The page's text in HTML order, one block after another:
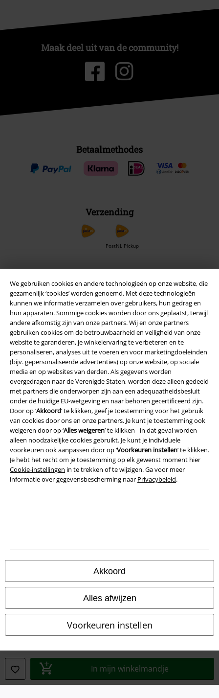
We gebruiken cookies en andere technologieën op onze website, die
gezamenlijk ‘cookies’ worden genoemd. Met deze technologieën
kunnen we informatie verzamelen over gebruikers, hun gedrag en
hun apparaten. Sommige cookies worden door ons geplaatst, terwijl
andere afkomstig zijn van onze partners. Wij en onze partners
gebruiken cookies om de betrouwbaarheid en veiligheid van onze
website te garanderen, je winkelervaring te verbeteren en te
personaliseren, analyses uit te voeren en voor marketingdoeleinden
(bijv. gepersonaliseerde advertenties) op onze website, op sociale
media en op websites van derden. Als gegevens worden
overgedragen naar de Verenigde Staten, worden deze alleen gedeeld
met partners die onderworpen zijn aan een adequaatheidsbesluit
onder de huidige EU-wetgeving en naar behoren gecertificeerd zijn.
Door op ‘Akkoord’ te klikken, geef je toestemming voor het gebruik
van cookies door ons en onze partners. Je kunt je toestemming ook
weigeren door op ‘Alles weigeren’ te klikken - in dat geval worden
alleen noodzakelijke cookies gebruikt. Je kunt je individuele
voorkeuren ook aanpassen door op ‘Voorkeuren instellen’ te klikken.
Je hebt het recht om je toestemming op elk gewenst moment hier
Cookie-instellingen in te trekken of te wijzigen. Ga voor meer
informatie over gegevensbescherming naar Privacybeleid.
Akkoord
Alles afwijzen
Voorkeuren instellen
In mijn winkelmandje
Maak deel uit van de community!
Betaalmethodes
Verzending
PostNL Pickup
large app
Download gratis de nieuwe large app en profiteer van alle nieuwe
functies en voordelen!
A Warner Music Group Company
Beveiliging
Legal
Bedrijfsgegevens
Verklaring van conformiteit
Informatie over toegankelijkheid